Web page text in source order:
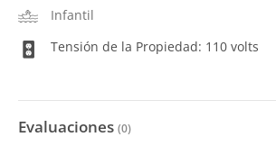
Infantil
Tensión de la Propiedad: 110 volts
Evaluaciones (0)